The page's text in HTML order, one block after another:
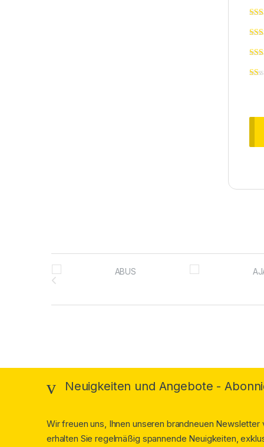
Brands Carousel
Neuigkeiten und Angebote -
Wir freuen uns, Ihnen unseren brandneuen
erhalten Sie regelmäßig spannende Neuigkeiten,